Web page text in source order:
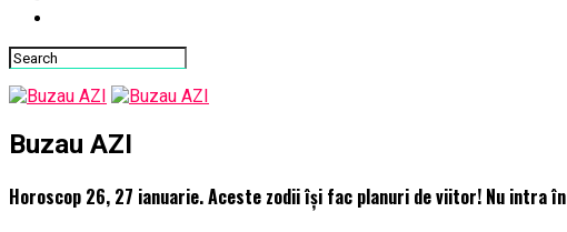
Buzau AZI
Horoscop 26, 27 ianuarie. Aceste zodii își fac planuri de viitor! Nu intra